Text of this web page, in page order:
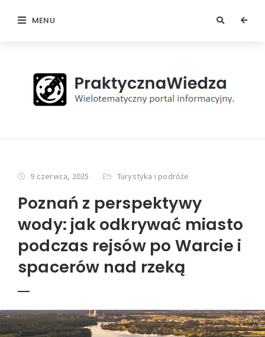
MENU
9 czerwca, 2025 Turystyka i podróże
Poznań z perspektywy
wody: jak odkrywać miasto
podczas rejsów po Warcie i
spacerów nad rzeką